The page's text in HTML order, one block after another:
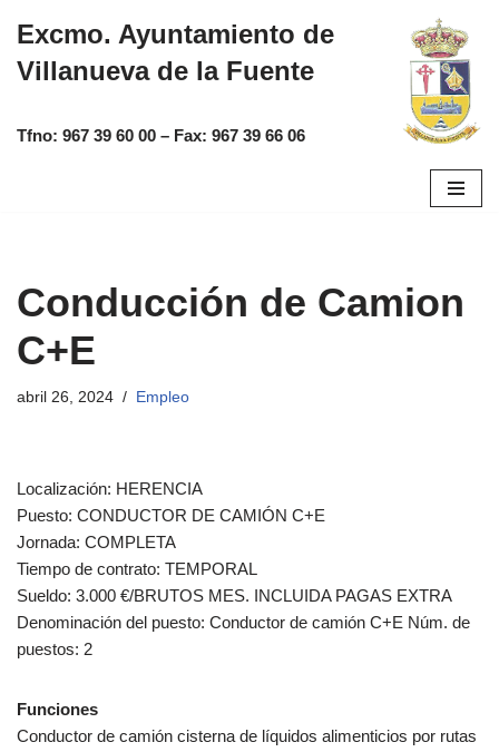
Saltar
al
Excmo. Ayuntamiento de
Villanueva de la Fuente
Tfno: 967 39 60 00 – Fax: 967 39 66 06
Conducción de Camion
C+E
abril 26, 2024 Empleo
Localización: HERENCIA
Puesto: CONDUCTOR DE CAMIÓN C+E
Jornada: COMPLETA
Tiempo de contrato: TEMPORAL
Sueldo: 3.000 €/BRUTOS MES. INCLUIDA PAGAS EXTRA
Denominación del puesto: Conductor de camión C+E Núm. de
puestos: 2
Funciones
Conductor de camión cisterna de líquidos alimenticios por rutas